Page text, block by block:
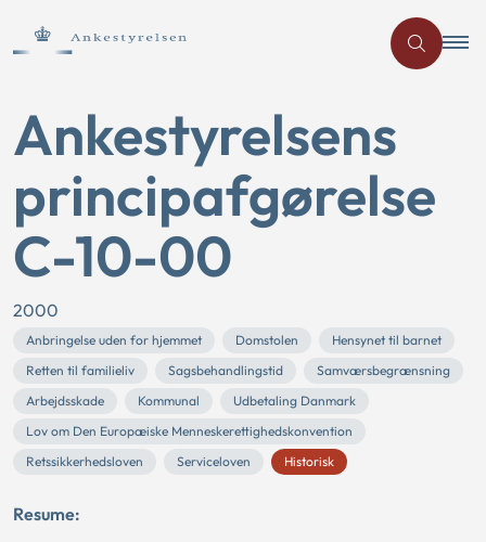
Ankestyrelsens
principafgørelse
C-10-00
2000
Anbringelse uden for hjemmet Domstolen
Hensynet til barnet
Retten til familieliv
Sagsbehandlingstid
Samværsbegrænsning
Arbejdsskade
Kommunal
Udbetaling Danmark
Lov om Den Europæiske Menneskerettighedskonvention
Retssikkerhedsloven
Serviceloven Historisk
Resume: